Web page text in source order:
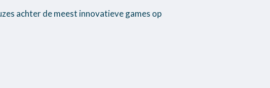
achter de meest innovatieve games op